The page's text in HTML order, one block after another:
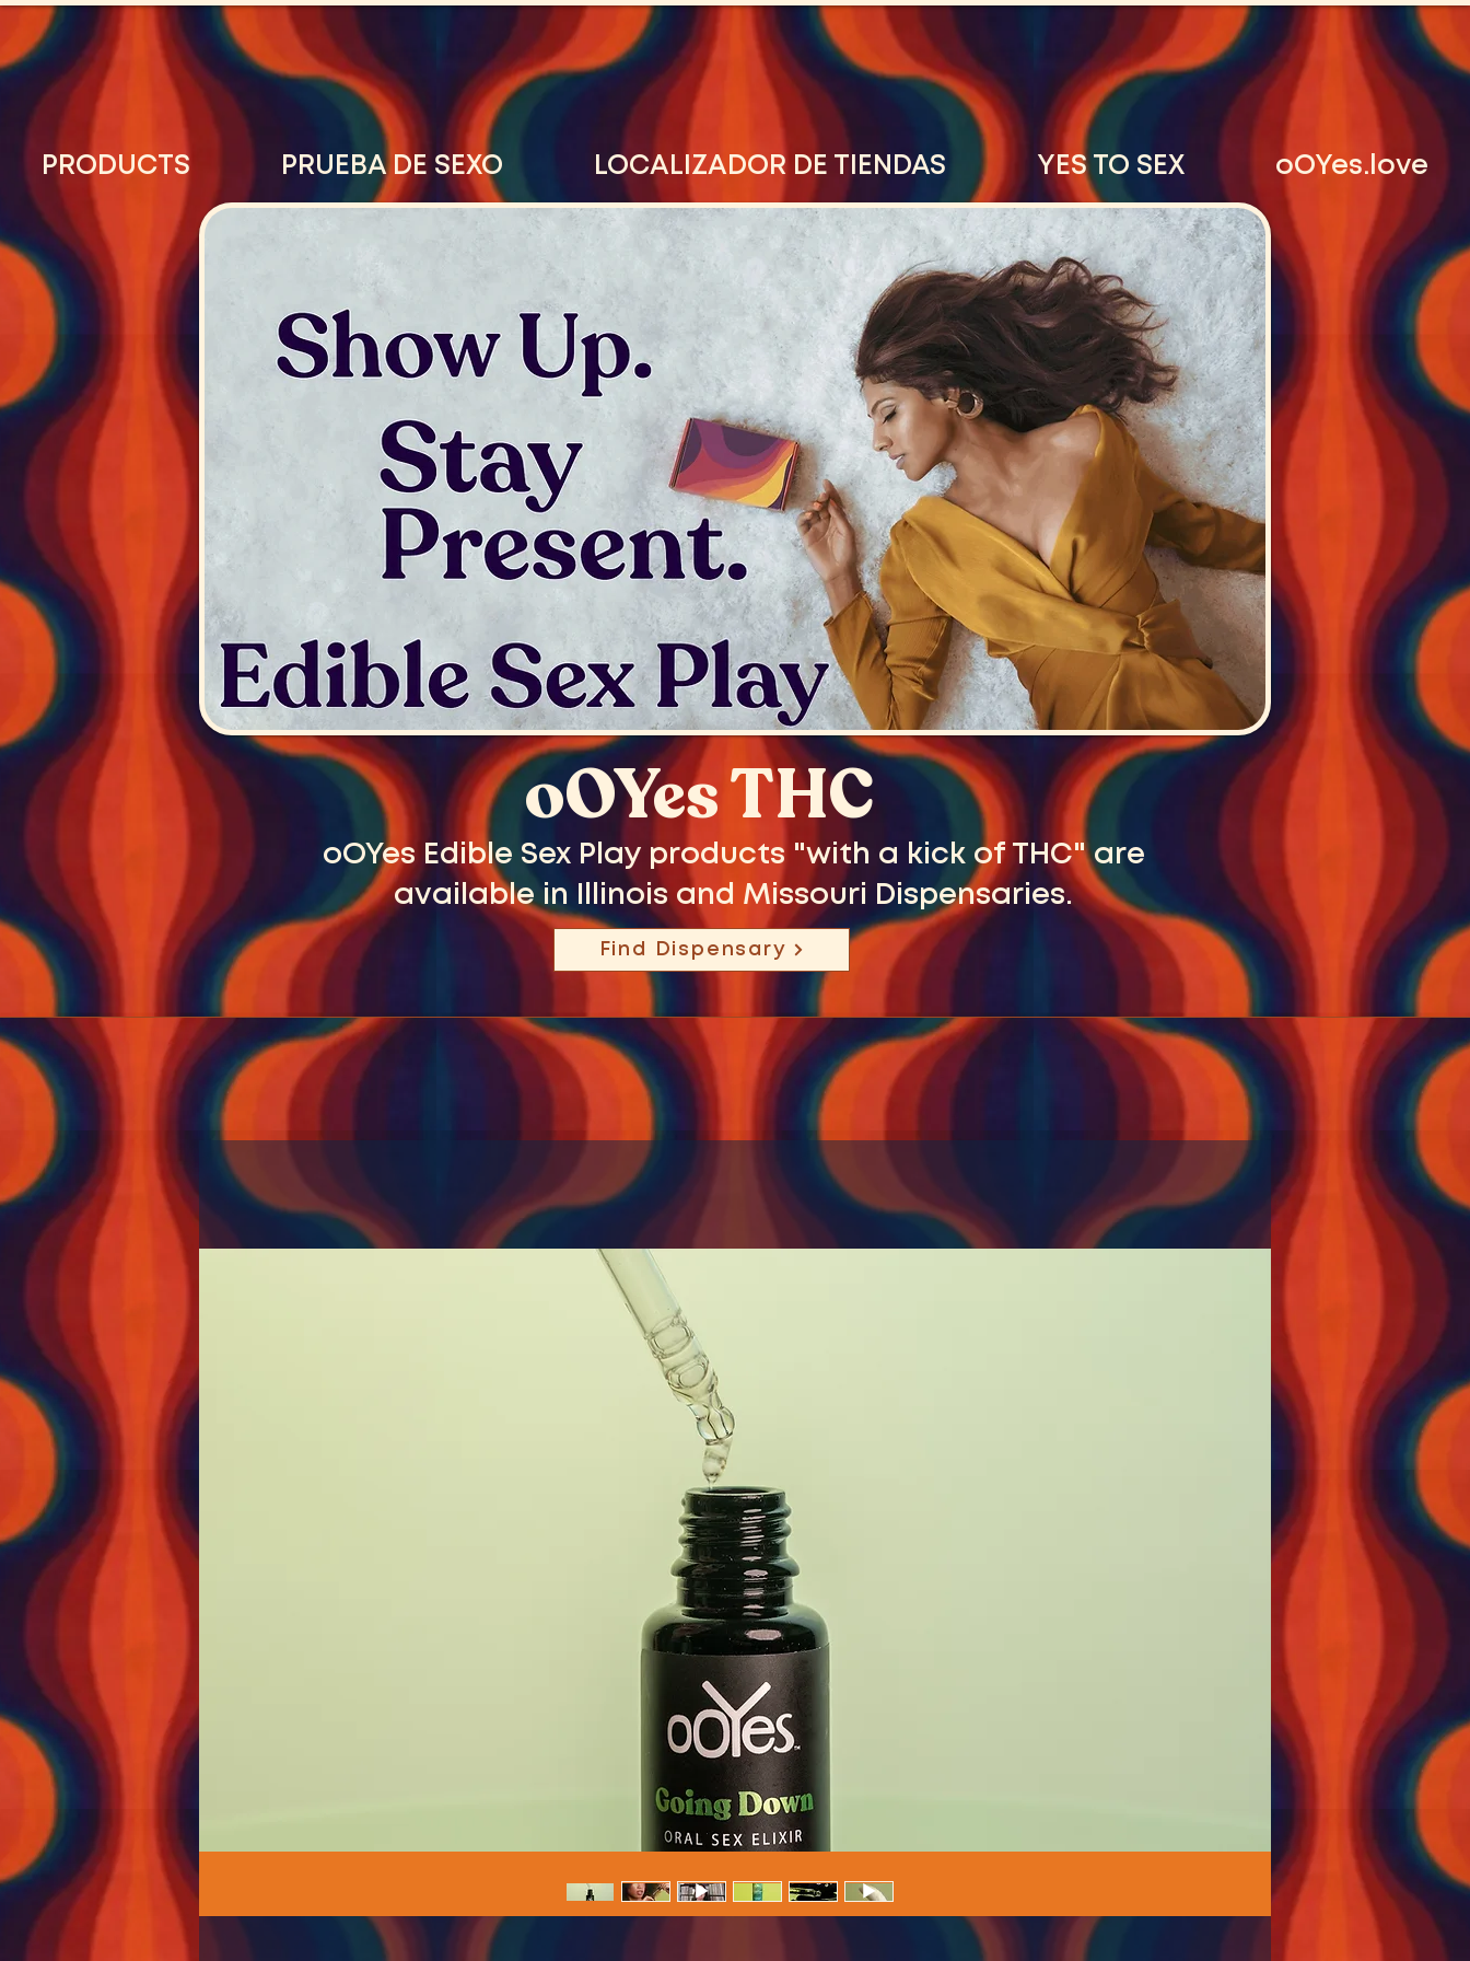
PRODUCTS PRUEBA DE SEXO LOCALIZADOR DE TIENDAS YES TO SEX oOYes.love
oOYes THC
oOYes Edible Sex Play products "with a kick of THC" are
available in Illinois and Missouri Dispensaries.
Find Dispensary